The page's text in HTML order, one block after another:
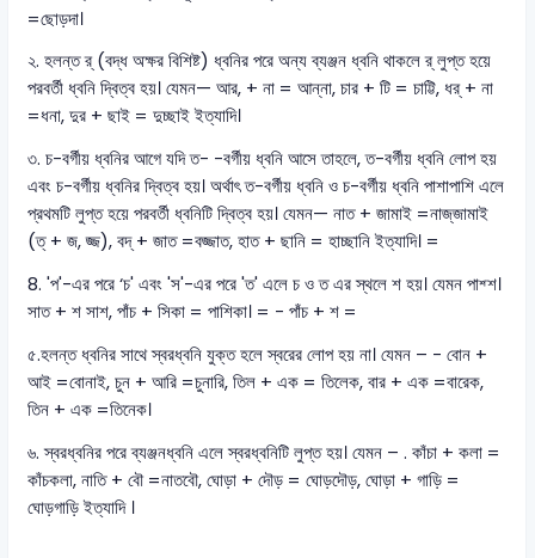
=ছোড়দা।
২. হলন্ত র্ (বদ্ধ অক্ষর বিশিষ্ট) ধ্বনির পরে অন্য ব্যঞ্জন ধ্বনি থাকলে র্ লুপ্ত হয়ে
পরবর্তী ধ্বনি দ্বিত্ব হয়। যেমন— আর, + না = আন্না, চার + টি = চাট্টি, ধর্ + না
=ধনা, দুর + ছাই = দুচ্ছাই ইত্যাদি।
৩. চ-বর্গীয় ধ্বনির আগে যদি ত- -বর্গীয় ধ্বনি আসে তাহলে, ত-বর্গীয় ধ্বনি লোপ হয়
এবং চ-বর্গীয় ধ্বনির দ্বিত্ব হয়। অর্থাৎ ত-বর্গীয় ধ্বনি ও চ-বর্গীয় ধ্বনি পাশাপাশি এলে
প্রথমটি লুপ্ত হয়ে পরবর্তী ধ্বনিটি দ্বিত্ব হয়। যেমন— নাত + জামাই =নাজ্‌জামাই
(ত্ + জ, জ্জ), বদ্ + জাত =বজ্জাত, হাত + ছানি = হাচ্ছানি ইত্যাদি। =
8. 'প'-এর পরে ‘চ' এবং 'স'-এর পরে 'ত' এলে চ ও ত এর স্থলে শ হয়। যেমন পাশ্শ।
সাত + শ সাশ, পাঁচ + সিকা = পাশিকা। = - পাঁচ + শ =
৫.হলন্ত ধ্বনির সাথে স্বরধ্বনি যুক্ত হলে স্বরের লোপ হয় না। যেমন – - বোন +
আই =বোনাই, চুন + আরি =চুনারি, তিল + এক = তিলেক, বার + এক =বারেক,
তিন + এক =তিনেক।
৬. স্বরধ্বনির পরে ব্যঞ্জনধ্বনি এলে স্বরধ্বনিটি লুপ্ত হয়। যেমন – . কাঁচা + কলা =
কাঁচকলা, নাতি + বৌ =নাতবৌ, ঘোড়া + দৌড় = ঘোড়দৌড়, ঘোড়া + গাড়ি =
ঘোড়গাড়ি ইত্যাদি ।